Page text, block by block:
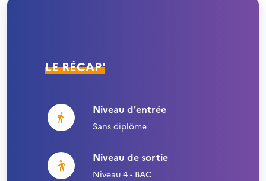
LE RÉCAP'
Niveau d'entrée
Sans diplôme
Niveau de sortie
Niveau 4 - BAC